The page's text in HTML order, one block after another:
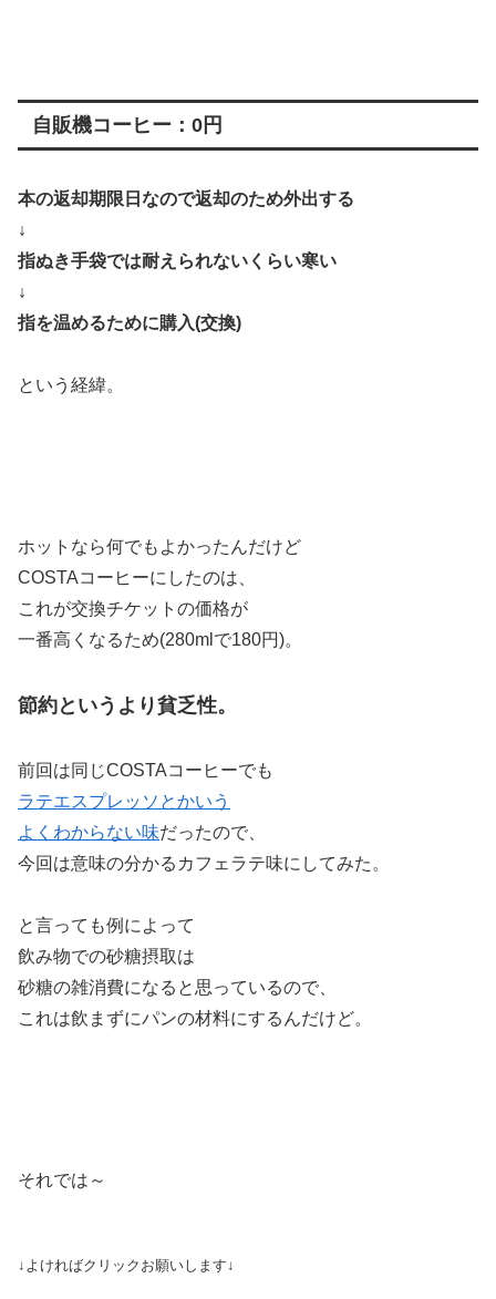
自販機コーヒー：0円
本の返却期限日なので返却のため外出する
↓
指ぬき手袋では耐えられないくらい寒い
↓
指を温めるために購入(交換)
という経緯。
ホットなら何でもよかったんだけど
COSTAコーヒーにしたのは、
これが交換チケットの価格が
一番高くなるため(280mlで180円)。
節約というより貧乏性。
前回は同じCOSTAコーヒーでも
ラテエスプレッソとかいう
よくわからない味だったので、
今回は意味の分かるカフェラテ味にしてみた。
と言っても例によって
飲み物での砂糖摂取は
砂糖の雑消費になると思っているので、
これは飲まずにパンの材料にするんだけど。
それでは～
↓よければクリックお願いします↓